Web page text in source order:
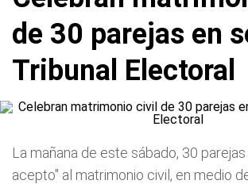
de 30 parejas en
Tribunal Electoral
La mañana de este sábado, 30
acepto" al matrimonio civil, en medio